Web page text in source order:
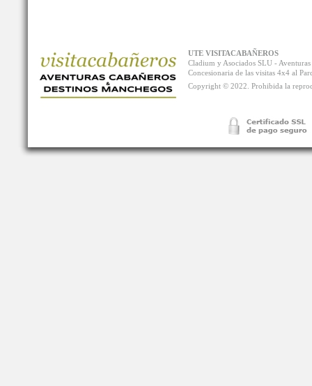
UTE VISITACABAÑEROS
Cladium y Asociados SLU -
Concesionaria de las visitas 4x4 al
Copyright © 2022. Prohibida la